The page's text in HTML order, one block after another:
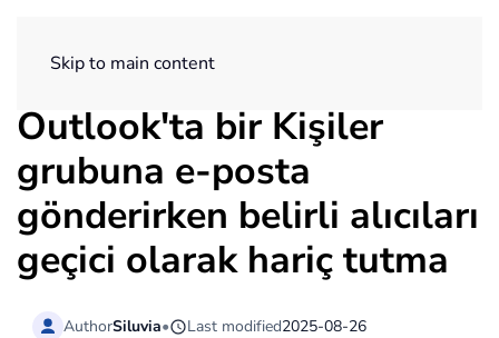
Skip to main content
Outlook'ta bir Kişiler
grubuna e-posta
gönderirken belirli alıcıları
geçici olarak hariç tutma
AuthorSiluvia• Last modified2025-08-26